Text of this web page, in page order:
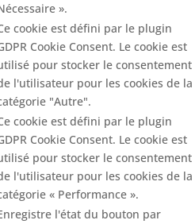
».
cookie est défini par le plugin
Cookie Consent. Le cookie est
pour stocker le consentement
l'utilisateur pour les cookies de la
"Autre".
cookie est défini par le plugin
Cookie Consent. Le cookie est
pour stocker le consentement
l'utilisateur pour les cookies de la
« Performance ».
l'état du bouton par